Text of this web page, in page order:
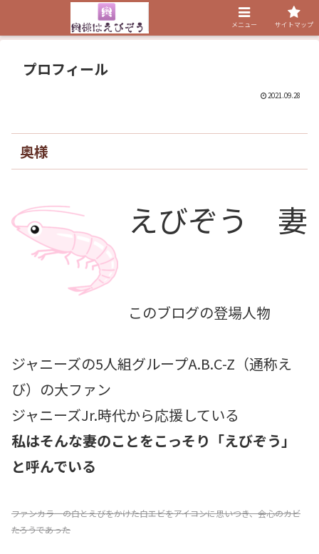
プロフィール
2021.09.28
奥様
えびぞう 妻
このブログの登場人物
ジャニーズの5人組グループA.B.C-Z（通称え
び）の大ファン
ジャニーズJr.時代から応援している
私はそんな妻のことをこっそり「えびぞう」
と呼んでいる
ファンカラーの白とえびをかけた白エビをアイコンに思いつき、会心のカビ
たろうであった
メニュー サイトマップ